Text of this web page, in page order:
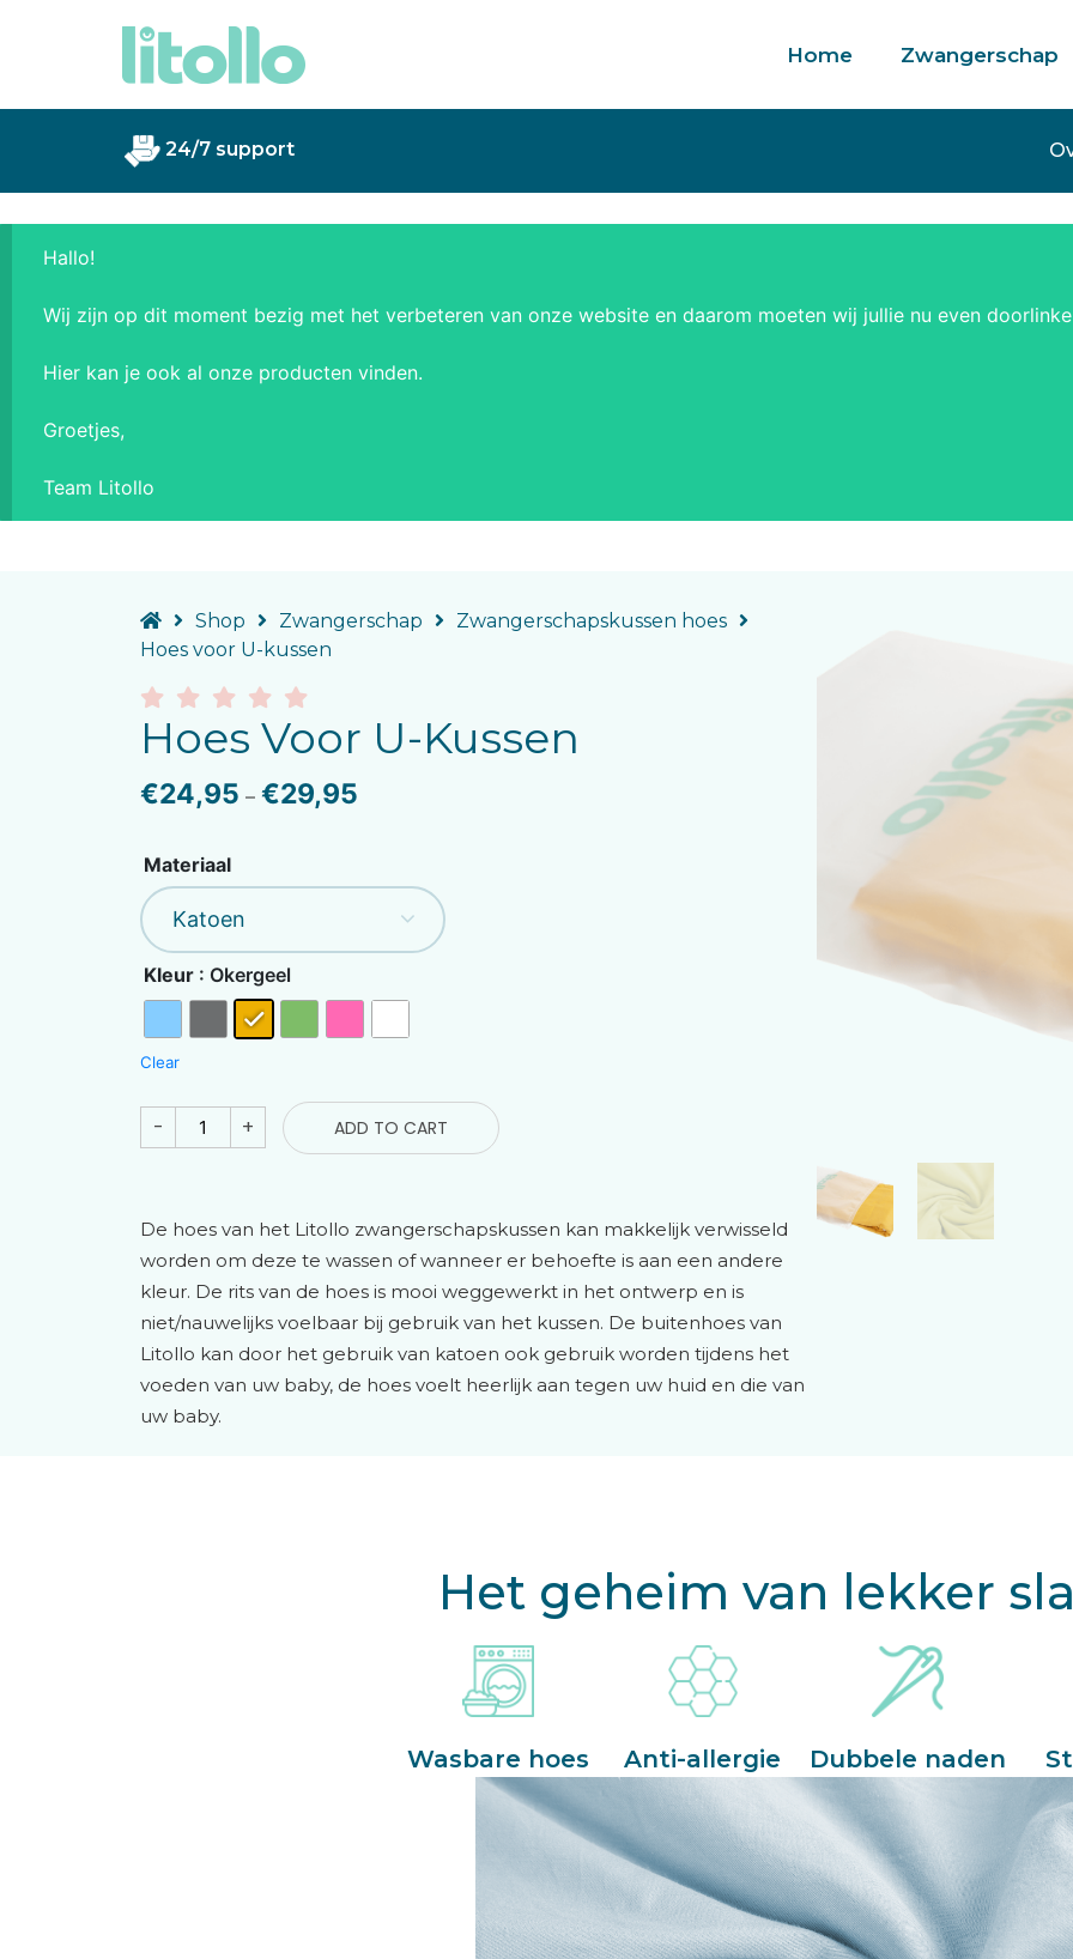
Home Zwangerschap
24/7 support
Hallo!
Wij zijn op dit moment bezig met het verbeteren van onze website en daarom moeten wij jullie nu even
Hier kan je ook al onze producten vinden.
Groetjes,
Team Litollo
Shop Zwangerschap
Zwangerschapskussen hoes
Hoes voor U-kussen
Hoes Voor U-Kussen
€24,95 – €29,95
Materiaal
Kleur : Okergeel
Clear
- + ADD TO CART
De hoes van het Litollo zwangerschapskussen kan makkelijk verwisseld
worden om deze te wassen of wanneer er behoefte is aan een andere
kleur. De rits van de hoes is mooi weggewerkt in het ontwerp en is
niet/nauwelijks voelbaar bij gebruik van het kussen. De buitenhoes van
Litollo kan door het gebruik van katoen ook gebruik worden tijdens het
voeden van uw baby, de hoes voelt heerlijk aan tegen uw huid en die van
uw baby.
Het geheim van lekker
Wasbare hoes Anti-allergie Dubbele naden